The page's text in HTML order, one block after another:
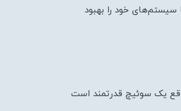
سیستم‌های خود را بهبود
یک سوئیچ قدرتمند است